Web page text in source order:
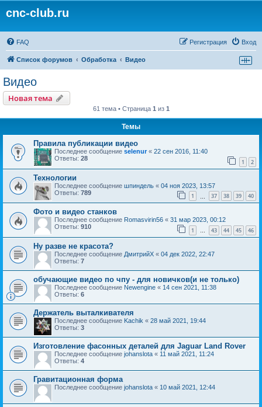
cnc-club.ru
FAQ Вход
Регистрация
Список форумов Обработка Видео
Видео
Новая тема
61 тема • Страница 1 из 1
Темы
Правила публикации видео
Последнее сообщение selenur« 22 сен 2016, 11:40
Ответы: 28 1 2
Технологии
Последнее сообщение шпиндель « 04 ноя 2023, 13:57
Ответы: 789 1 37 38 39 40
Фото и видео станков
Последнее сообщение Romasvirin56 « 31 мар 2023, 00:12
Ответы: 910 1 … 43 44 45 46
Ну разве не красота?
Последнее сообщение ДмитрийХ « 04 дек 2022, 22:47
Ответы: 7
обучающие видео по чпу - для новичков(и не только)
Последнее сообщение Newengine « 14 сен 2021, 11:38
Ответы: 6
Держатель выталкивателя
Последнее сообщение Kachik « 28 май 2021, 19:44
Ответы: 3
Изготовление фасонных деталей для Jaguar Land Rover
Последнее сообщение johanslota « 11 май 2021, 11:24
Ответы: 4
Гравитационная форма
Последнее сообщение johanslota « 10 май 2021, 12:44